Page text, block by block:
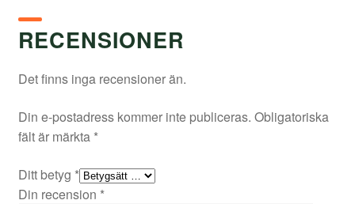
RECENSIONER
Det finns inga recensioner än.
Din e-postadress kommer inte publiceras. Obligatoriska
fält är märkta *
Ditt betyg *
Din recension *